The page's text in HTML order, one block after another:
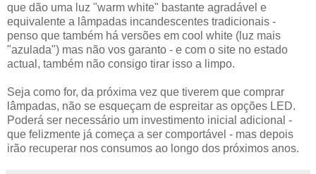
que dão uma luz "warm white" bastante agradável e
equivalente a lâmpadas incandescentes tradicionais -
penso que também há versões em cool white (luz mais
"azulada") mas não vos garanto - e com o site no estado
actual, também não consigo tirar isso a limpo.
Seja como for, da próxima vez que tiverem que comprar
lâmpadas, não se esqueçam de espreitar as opções LED.
Poderá ser necessário um investimento inicial adicional -
que felizmente já começa a ser comportável - mas depois
irão recuperar nos consumos ao longo dos próximos anos.